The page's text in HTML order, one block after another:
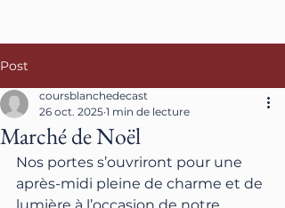
Post
Marché de Noël
coursblanchedecast
26 oct. 2025 1 min de lecture
Nos portes s’ouvriront pour une
après-midi pleine de charme et de